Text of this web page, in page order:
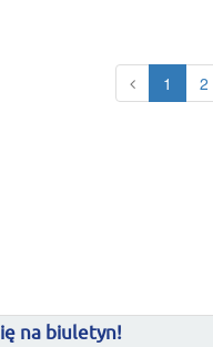
1 2
na biuletyn!